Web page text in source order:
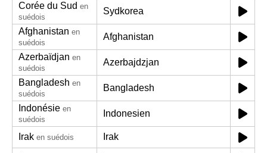
Corée du Sud en
suédois
Sydkorea
Afghanistan en
suédois
Afghanistan
Azerbaïdjan en
suédois
Azerbajdzjan
Bangladesh en
suédois
Bangladesh
Indonésie en
suédois
Indonesien
Irak en suédois Irak